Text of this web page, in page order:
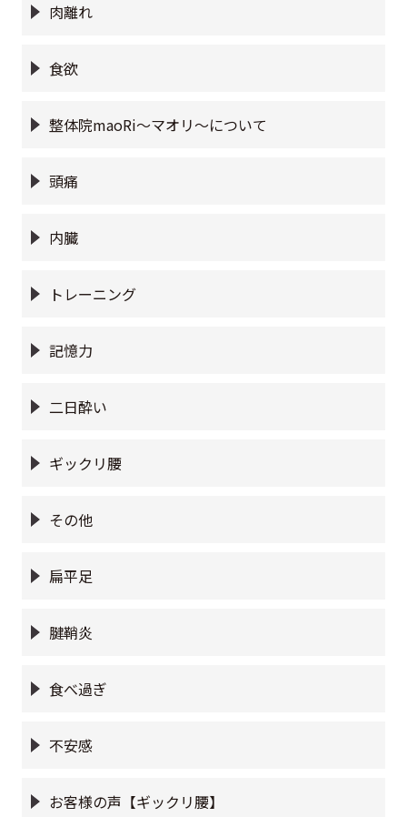
肉離れ
食欲
整体院maoRi〜マオリ〜について
頭痛
内臓
トレーニング
記憶力
二日酔い
ギックリ腰
その他
扁平足
腱鞘炎
食べ過ぎ
不安感
お客様の声【ギックリ腰】